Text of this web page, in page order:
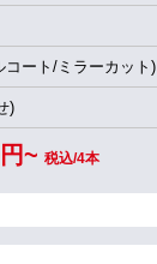
コート/ミラーカット)
)
~ 税込/4本